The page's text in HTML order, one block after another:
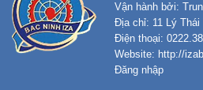
Vận hành bởi:
Địa chỉ: 11 Lý
Điện thoại:
Website: http://
Đăng nhập